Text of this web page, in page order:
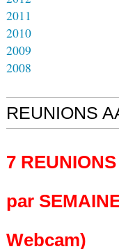
2011
2010
2009
2008
REUNIONS
7
par
Webcam)